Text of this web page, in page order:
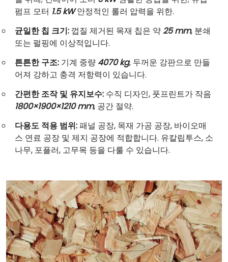
펌프 모터 1.5 kW안정적인 롤러 압력을 위한.
균일한 칩 크기: 껍질 제거된 목재 칩은 약25 mm, 분쇄
또는 펄핑에 이상적입니다.
튼튼한 구조: 기계 중량 4070 kg, 두꺼운 강판으로 만들
어져 강하고 충격 저항력이 있습니다.
간편한 조작 및 유지보수: 수직 디자인, 풋프린트가 작음
1800×1900×1210 mm, 공간 절약.
다용도 적용 범위:패널 공장, 목재 가공 공장, 바이오매
스 연료 공장 및 제지 공장에 적합합니다. 유칼립투스, 소
나무, 포플러, 고무목 등을 다룰 수 있습니다.